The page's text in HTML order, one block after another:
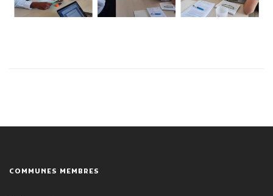
COMMUNES MEMBRES